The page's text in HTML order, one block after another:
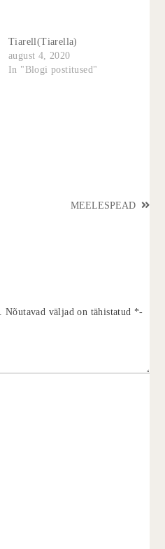
Tiarell(Tiarella)
august 4, 2020
In "Blogi postitused"
MEELESPEAD
Nõutavad väljad on tähistatud *-